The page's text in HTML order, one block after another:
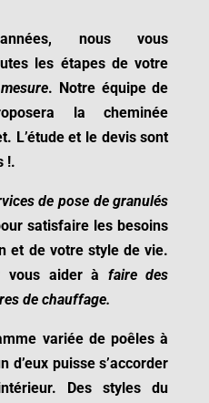
nous vous
les étapes de votre
. Notre équipe de
la cheminée
L’étude et le devis sont
!.
de pose de granulés
satisfaire les besoins
et de votre style de vie.
vous aider à faire des
de chauffage.
variée de poêles à
d’eux puisse s’accorder
Des styles du